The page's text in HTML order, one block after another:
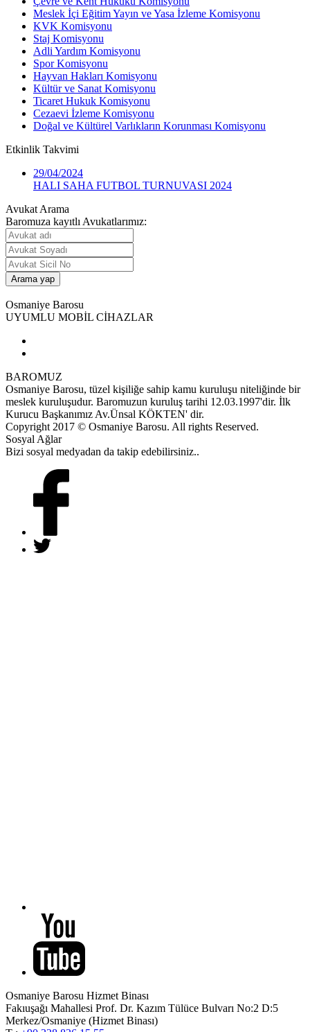
Meslek İçi Eğitim Yayın ve Yasa İzleme Komisyonu
KVK Komisyonu
Staj Komisyonu
Adli Yardım Komisyonu
Spor Komisyonu
Hayvan Hakları Komisyonu
Kültür ve Sanat Komisyonu
Ticaret Hukuk Komisyonu
Cezaevi İzleme Komisyonu
Doğal ve Kültürel Varlıkların Korunması Komisyonu
Etkinlik Takvimi
29/04/2024
HALI SAHA FUTBOL TURNUVASI 2024
Avukat Arama
Baromuza kayıtlı Avukatlarımız:
Osmaniye Barosu
UYUMLU MOBİL CİHAZLAR
BAROMUZ
Osmaniye Barosu, tüzel kişiliğe sahip kamu kuruluşu niteliğinde bir
meslek kuruluşudur. Baromuzun kuruluş tarihi 12.03.1997'dir. İlk
Kurucu Başkanımız Av.Ünsal KÖKTEN' dir.
Copyright 2017 © Osmaniye Barosu. All rights Reserved.
Sosyal Ağlar
Bizi sosyal medyadan da takip edebilirsiniz..
Osmaniye Barosu Hizmet Binası
Fakıuşağı Mahallesi Prof. Dr. Kazım Tülüce Bulvarı No:2 D:5
Merkez/Osmaniye (Hizmet Binası)